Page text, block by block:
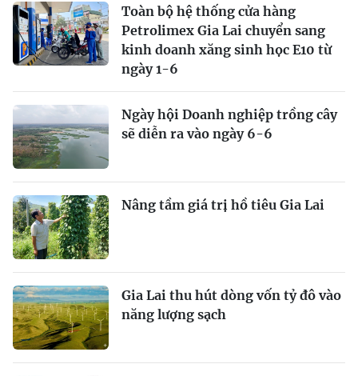
Toàn bộ hệ thống cửa hàng
Petrolimex Gia Lai chuyển sang
kinh doanh xăng sinh học E10 từ
ngày 1-6
Ngày hội Doanh nghiệp trồng cây
sẽ diễn ra vào ngày 6-6
Nâng tầm giá trị hồ tiêu Gia Lai
Gia Lai thu hút dòng vốn tỷ đô vào
năng lượng sạch